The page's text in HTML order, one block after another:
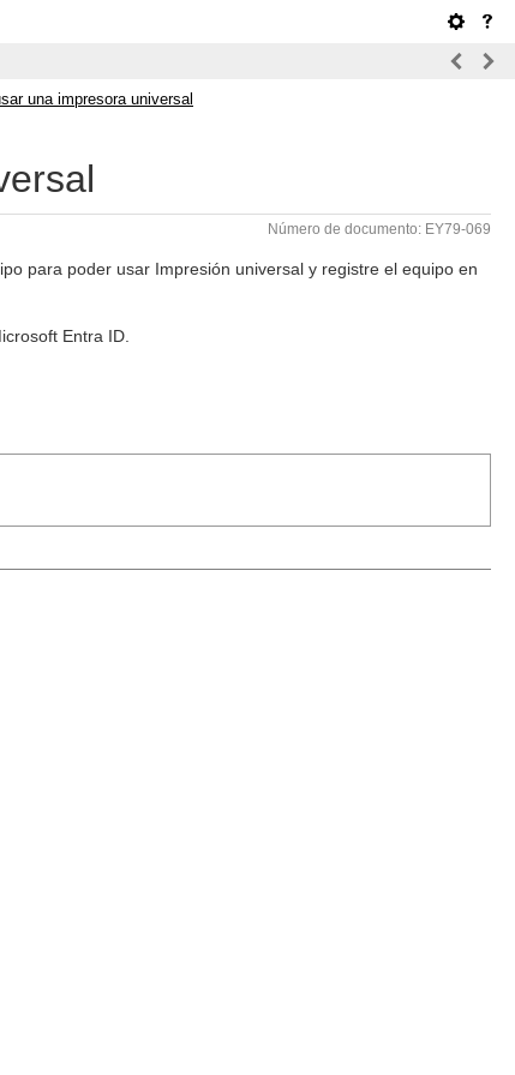
una impresora universal
Número de documento: EY79-069
para poder usar Impresión universal y registre el equipo en
Entra ID.